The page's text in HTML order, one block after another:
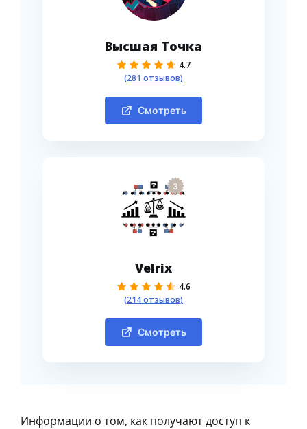
Высшая Точка
4.7
(281 отзывов)
Смотреть
3
Velrix
4.6
(214 отзывов)
Смотреть
Информации о том, как получают доступ к